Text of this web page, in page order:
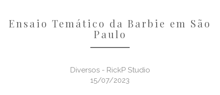
Ensaio Temático da Barbie em São
Paulo
Diversos - RickP Studio
15/07/2023